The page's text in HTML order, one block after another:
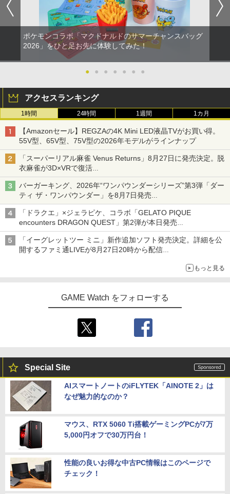
ポケモンコラボ「マクドナルドのサマーチャンスバッグ
2026」をひと足お先に体験してみた！
● ● ● ● ● ● ●
アクセスランキング
1時間 24時間 1週間 1カ月
【Amazonセール】REGZAの4K Mini LED液晶TVがお買い得。
55V型、65V型、75V型の2026年モデルがラインナップ
「スーパーリアル麻雀 Venus Returns」8月27日に発売決定。脱
衣麻雀が3D×VRで復活
発売から2週間は20%オフになるセールが実施
バーガーキング、2026年“ワンパウンダーシリーズ”第3弾「ダー
ティ ザ・ワンパウンダー」を8月7日発売
「特製ガーリックマヨソース」を使用した超大型チーズバーガー
「ドラクエ」×ジェラピケ、コラボ「GELATO PIQUE
encounters DRAGON QUEST」第2弾が本日発売
アイスカップに入ったスライムやわたぼう、ベビーサタンなどが
オリジナルアートで登場
「イーグレットツー ミニ」新作追加ソフト発売決定。詳細を公
開するファミ通LIVEが8月27日20時から配信
もっと見る
GAME Watch をフォローする
Special Site
AIスマートノートのiFLYTEK「AINOTE 2」は
なぜ魅力的なのか？
マウス、RTX 5060 Ti搭載ゲーミングPCが7万
5,000円オフで30万円台！
性能の良いお得な中古PC情報はこのページで
チェック！